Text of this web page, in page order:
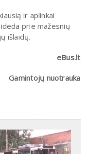
ir aplinkai
prie mažesnių
išlaidų.
eBus.lt
Gamintojų nuotrauka